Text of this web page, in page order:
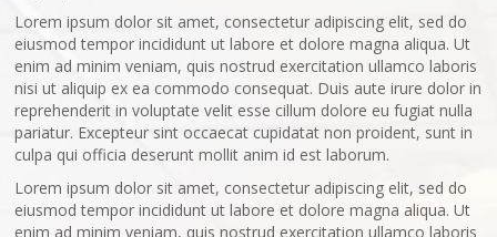
Lorem ipsum dolor sit amet, consectetur adipiscing elit, sed do
eiusmod tempor incididunt ut labore et dolore magna aliqua. Ut
enim ad minim veniam, quis nostrud exercitation ullamco laboris
nisi ut aliquip ex ea commodo consequat. Duis aute irure dolor in
reprehenderit in voluptate velit esse cillum dolore eu fugiat nulla
pariatur. Excepteur sint occaecat cupidatat non proident, sunt in
culpa qui officia deserunt mollit anim id est laborum.
Lorem ipsum dolor sit amet, consectetur adipiscing elit, sed do
eiusmod tempor incididunt ut labore et dolore magna aliqua. Ut
enim ad minim veniam, quis nostrud exercitation ullamco laboris